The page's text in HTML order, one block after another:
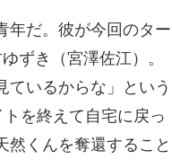
年だ。彼が今回のター
ずき（宮澤佐江）。
ているからな」という
を終えて自宅に戻っ
然くんを奪還すること